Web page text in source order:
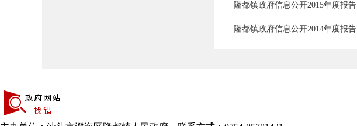
隆都镇政府信息公开2015年度报告
隆都镇政府信息公开2014年度报告